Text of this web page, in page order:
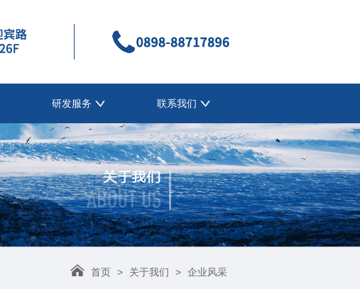
研发服务 联系我们
首页 > 关于我们 > 企业风采